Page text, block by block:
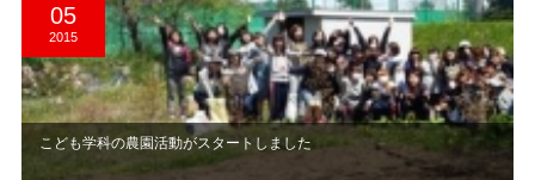
05
2015
こども学科の農園活動がスタートしました